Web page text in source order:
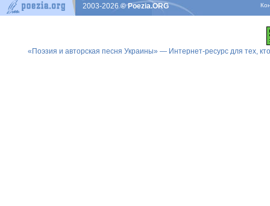
2003-2026© Poezia.ORG
«Поэзия и авторская песня Украины» — Интернет-ресурс для тех,